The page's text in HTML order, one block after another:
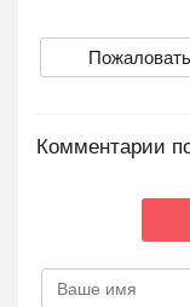
Комментарии